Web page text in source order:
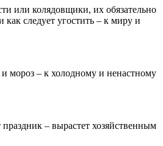
или колядовщики, их обязательно
как следует угостить – к миру и
и мороз – к холодному и ненастному
праздник – вырастет хозяйственным